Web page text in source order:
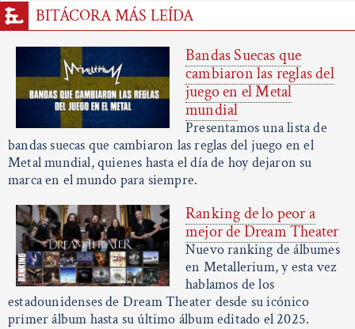
BITÁCORA MÁS LEÍDA
Bandas Suecas que
cambiaron las reglas del
juego en el Metal
mundial
Presentamos una lista de
bandas suecas que cambiaron las reglas del juego en el
Metal mundial, quienes hasta el día de hoy dejaron su
marca en el mundo para siempre.
Ranking de lo peor a
mejor de Dream Theater
Nuevo ranking de álbumes
en Metallerium, y esta vez
hablamos de los
estadounidenses de Dream Theater desde su icónico
primer álbum hasta su último álbum editado el 2025.